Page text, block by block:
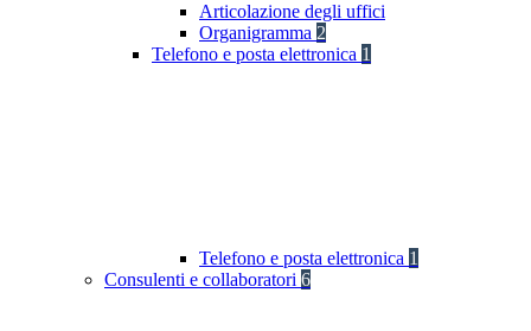
Articolazione degli uffici
Organigramma 2
Telefono e posta elettronica 1
Telefono e posta elettronica 1
Consulenti e collaboratori 6